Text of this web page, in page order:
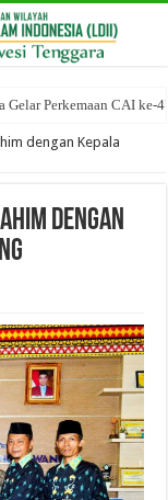
Gelar Perkemaan CAI ke-
dengan Kepala
dengan